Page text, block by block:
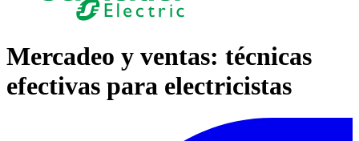
Mercadeo y ventas: técnicas
efectivas para electricistas